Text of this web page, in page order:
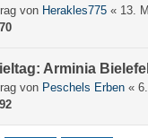
von Herakles775 « 13.
70
Arminia
von Peschels Erben «
92